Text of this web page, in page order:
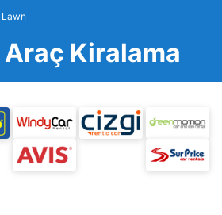
Lawn
Kiralama